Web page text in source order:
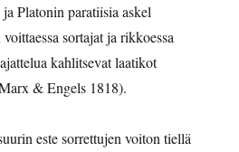
Platonin paratiisia askel
sortajat ja rikkoessa
kahlitsevat laatikot
& Engels 1818).
este sorrettujen voiton tiellä